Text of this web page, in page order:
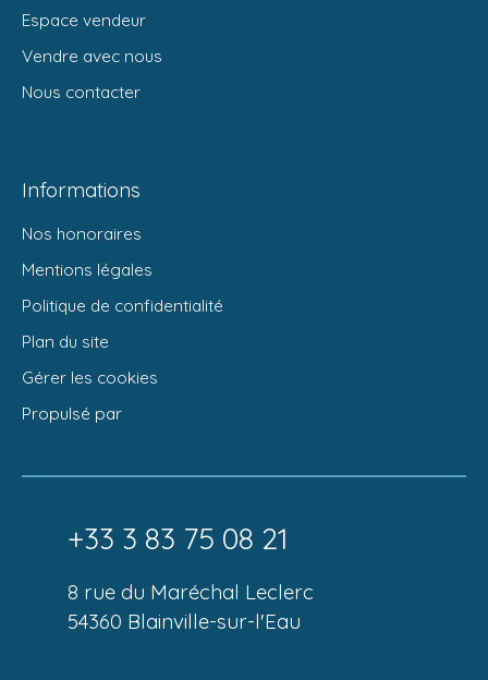
Espace vendeur
Vendre avec nous
Nous contacter
Informations
Nos honoraires
Mentions légales
Politique de confidentialité
Plan du site
Gérer les cookies
Propulsé par
+33 3 83 75 08 21
8 rue du Maréchal Leclerc
54360 Blainville-sur-l'Eau